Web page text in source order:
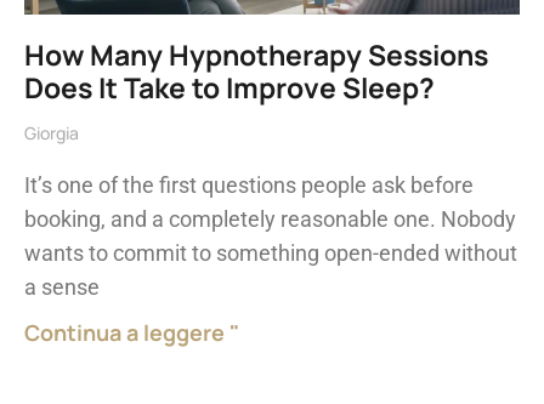
How Many Hypnotherapy Sessions
Does It Take to Improve Sleep?
Giorgia
It’s one of the first questions people ask before
booking, and a completely reasonable one. Nobody
wants to commit to something open-ended without
a sense
Continua a leggere "